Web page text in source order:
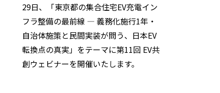
29日、「東京都の集合住宅EV充電イン
フラ整備の最前線 ― 義務化施行1年・
自治体施策と民間実装が問う、日本EV
転換点の真実」をテーマに第11回 EV共
創ウェビナーを開催いたします。